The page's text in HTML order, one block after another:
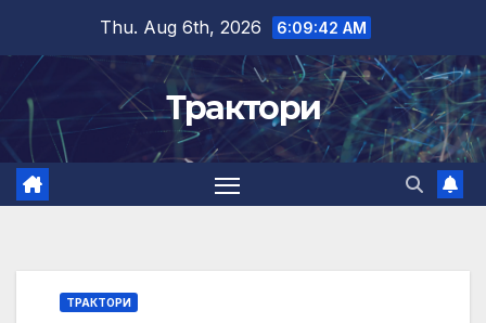
content
Thu. Aug 6th, 2026 6:09:42 AM
Трактори
ТРАКТОРИ